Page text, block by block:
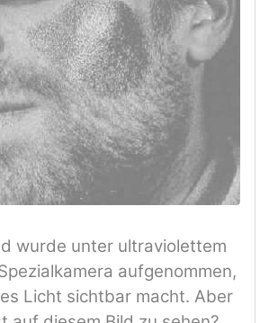
wurde unter ultraviolettem
aufgenommen,
Licht sichtbar macht. Aber